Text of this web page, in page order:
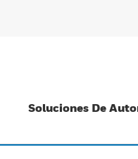
Soluciones De